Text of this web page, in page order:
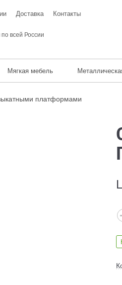
Доставка Контакты
всей России
Мягкая мебель
платформами